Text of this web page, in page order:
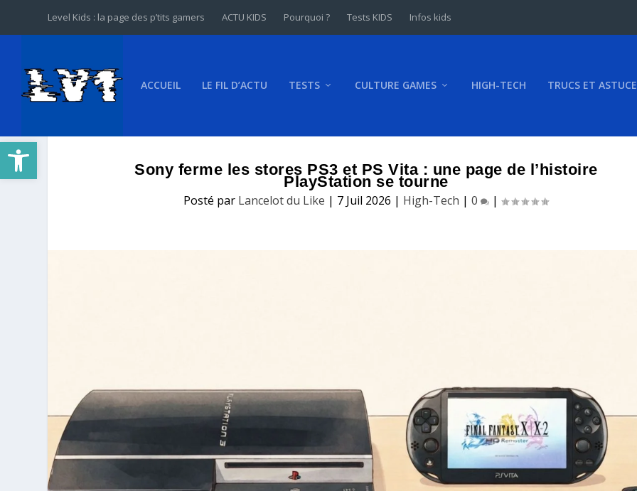
Ouvrir la barre d’outils
Level Kids : la page des p’tits gamers ACTU KIDS Pourquoi ? Tests KIDS Infos kids
ACCUEIL LE FIL D’ACTU TESTS CULTURE GAMES HIGH-TECH TRUCS ET
Sony ferme les stores PS3 et PS Vita : une page de l’histoire
PlayStation se tourne
Posté par Lancelot du Like | 7 Juil 2026 | High-Tech |0 |